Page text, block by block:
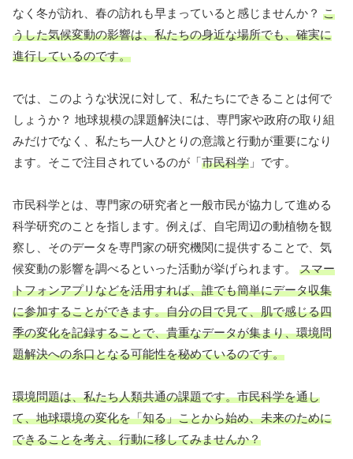
なく冬が訪れ、春の訪れも早まっていると感じませんか？ こ
うした気候変動の影響は、私たちの身近な場所でも、確実に
進行しているのです。
では、このような状況に対して、私たちにできることは何で
しょうか？ 地球規模の課題解決には、専門家や政府の取り組
みだけでなく、私たち一人ひとりの意識と行動が重要になり
ます。そこで注目されているのが「市民科学 」です。
市民科学とは、専門家の研究者と一般市民が協力して進める
科学研究のことを指します。例えば、自宅周辺の動植物を観
察し、そのデータを専門家の研究機関に提供することで、気
候変動の影響を調べるといった活動が挙げられます。 スマー
トフォンアプリなどを活用すれば、誰でも簡単にデータ収集
に参加することができます。自分の目で見て、肌で感じる四
季の変化を記録することで、貴重なデータが集まり、環境問
題解決への糸口となる可能性を秘めているのです。
環境問題は、私たち人類共通の課題です。市民科学を通し
て、地球環境の変化を「知る」ことから始め、未来のために
できることを考え、行動に移してみませんか？